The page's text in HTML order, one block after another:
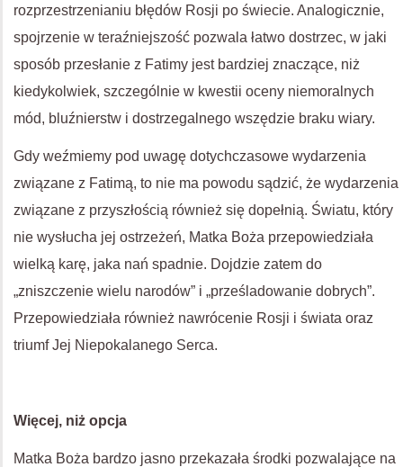
rozprzestrzenianiu błędów Rosji po świecie. Analogicznie,
spojrzenie w teraźniejszość pozwala łatwo dostrzec, w jaki
sposób przesłanie z Fatimy jest bardziej znaczące, niż
kiedykolwiek, szczególnie w kwestii oceny niemoralnych
mód, bluźnierstw i dostrzegalnego wszędzie braku wiary.
Gdy weźmiemy pod uwagę dotychczasowe wydarzenia
związane z Fatimą, to nie ma powodu sądzić, że wydarzenia
związane z przyszłością również się dopełnią. Światu, który
nie wysłucha jej ostrzeżeń, Matka Boża przepowiedziała
wielką karę, jaka nań spadnie. Dojdzie zatem do
„zniszczenie wielu narodów” i „prześladowanie dobrych”.
Przepowiedziała również nawrócenie Rosji i świata oraz
triumf Jej Niepokalanego Serca.
Więcej, niż opcja
Matka Boża bardzo jasno przekazała środki pozwalające na